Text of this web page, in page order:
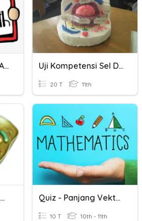
PENAMBAHAN PANJANG Uji Kompetensi Sel Dan Transpor Membran
20 T 11th
Sel Dan Transpor Membran Quiz - Panjang Vektor
10 T 10th - 11th